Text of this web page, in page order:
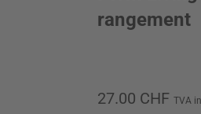
rangement
27.00 CHF TVA